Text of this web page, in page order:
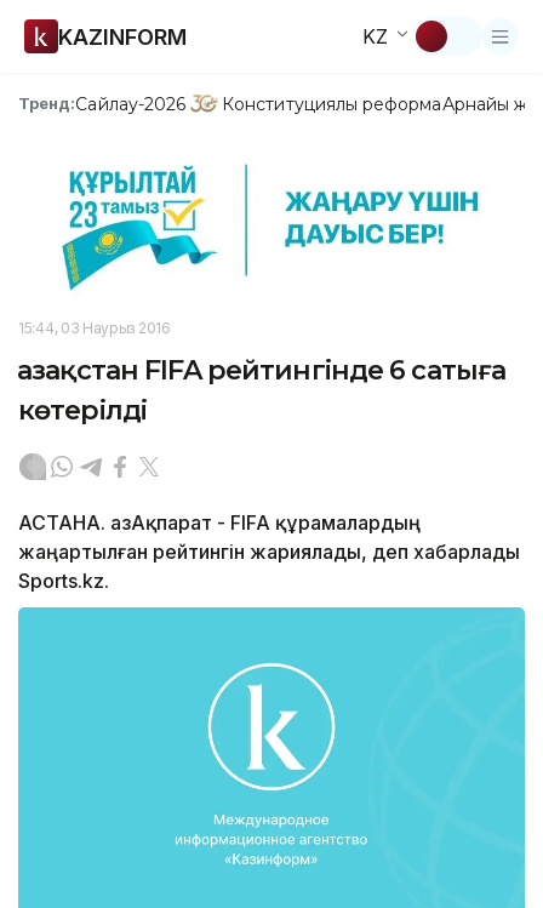
KAZINFORM KZ
Тренд:Сайлау-2026 Конституциялық реформаАрнайы
15:44, 03 Наурыз 2016
Қазақстан FIFA рейтингінде 6 сатыға
көтерілді
АСТАНА. ҚазАқпарат - FIFA құрамалардың
жаңартылған рейтингін жариялады, деп хабарлады
Sports.kz.